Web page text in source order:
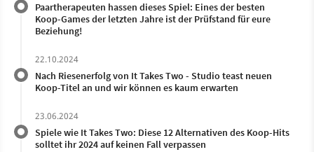
Paartherapeuten hassen dieses Spiel: Eines der besten
Koop-Games der letzten Jahre ist der Prüfstand für eure
Beziehung!
22.10.2024
Nach Riesenerfolg von It Takes Two - Studio teast neuen
Koop-Titel an und wir können es kaum erwarten
23.06.2024
Spiele wie It Takes Two: Diese 12 Alternativen des Koop-Hits
solltet ihr 2024 auf keinen Fall verpassen